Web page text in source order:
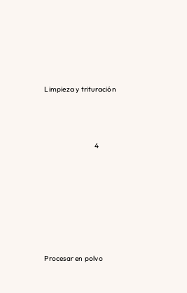
Limpieza y trituración
Procesar en polvo
4